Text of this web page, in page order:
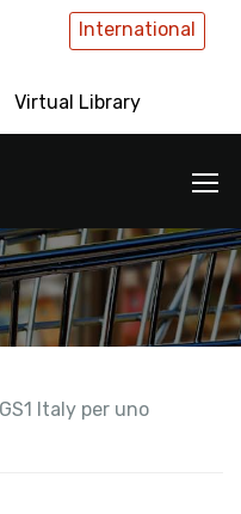
International
Virtual Library
Italy per uno